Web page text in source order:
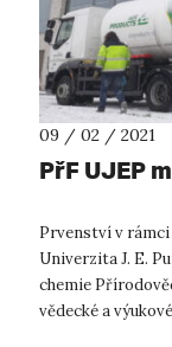
09 / 02 / 2021
PřF UJEP
Prvenství v
Univerzita J. E.
chemie
vědecké a